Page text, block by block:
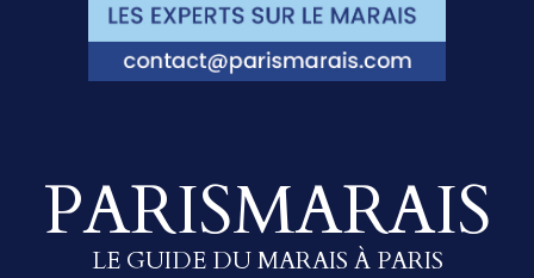
PARISMARAIS
LE GUIDE DU MARAIS À PARIS